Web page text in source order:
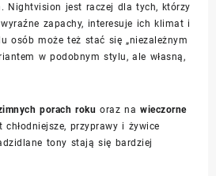
Nightvision jest raczej dla tych, którzy
zapachy, interesuje ich klimat i
osób może też stać się „niezależnym
w podobnym stylu, ale własną,
porach roku oraz nawieczorne
chłodniejsze, przyprawy i żywice
tony stają się bardziej